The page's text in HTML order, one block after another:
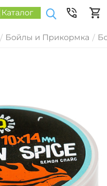
Каталог
/ Бойлы и Прикормка /